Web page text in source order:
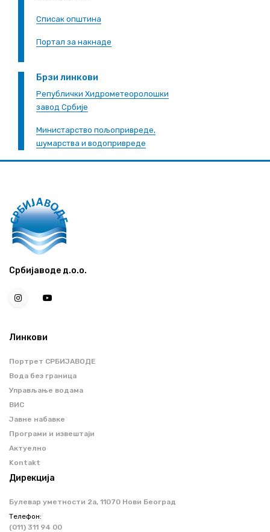
Списак општина
Портал за накнаде
Брзи линкови
Републички Хидрометеоролошки
завод Србије
Министарство пољопривреде,
шумарства и водопривреде
Србијаводе д.о.о.
Линкови
Портрет СРБИЈАВОДЕ
Вода без граница
Управљање водама
ВИС
Јавне набавке
Програми и извештаји
Актуелно
Kontakt
Дирекција
Булевар уметности 2a, 11070 Нови Београд
Телефон:
(011) 311 94 00